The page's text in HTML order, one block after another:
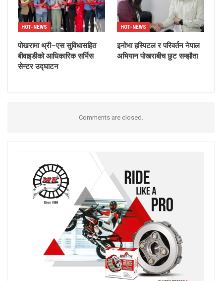
HOT-NEWS
पोखरामा थ्री–एस सुविधासहित
बीवाइडीको आधिकारिक सर्भिस
सेन्टर उद्घाटन
HOT-NEWS
इनोभा हस्पिटल र परिवर्तन नेपाल
अभियान पोखराबीच छुट सम्झौता
Comments are closed.